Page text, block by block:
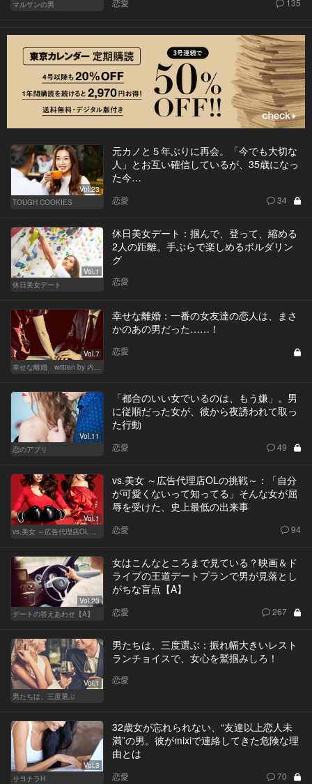
マルサンの男
Vol.23
TOUGH COOKIES
元カノと５年ぶりに再会。「今でも大切な
人」とお互い確信しているが、35歳になっ
た今…
恋愛 34
Vol.1
休日美女デート
休日美女デート：掴んで、登って、縮める
2人の距離。手ぶらで楽しめるボルダリン
グ
恋愛
Vol.7
幸せな離婚 written by 内埜さくら
幸せな離婚：一番の女友達の恋人は、まさ
かのあの男だった……！
恋愛
Vol.11
恋のアプリ
「都合のいい女でいるのは、もう嫌」。男
に従順だった女が、彼から夜誘われて取っ
た行動
恋愛 49
Vol.1
vs.美女 ～広告代理店OLの挑戦～
vs.美女 ～広告代理店OLの挑戦～：「自分
が可愛くないって知ってる」そんな女が屈
辱を受けた、史上最低の出来事
恋愛 94
Vol.23
デートの答えあわせ【A】
女はこんなところまで見ている？映画＆ド
ライブの王道デートプランで男が見落とし
がちな盲点【A】
恋愛 267
Vol.1
男たちは、三度選ぶ
男たちは、三度選ぶ：振れ幅大きいレスト
ランチョイスで、女心を鷲掴みしろ！
恋愛
Vol.3
サヨナラH
32歳女が忘れられない、“友達以上恋人未
満”の男。彼がmixiで連絡してきた危険な理
由とは
恋愛 70